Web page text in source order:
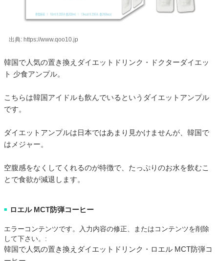
出典: https://www.qoo10.jp
韓国で人気の置き換えダイエットドリンク・ドクターダイエッ
ト 少食アンプル。
こちらは韓国アイドルも飲んでいるというダイエットアンプル
です。
ダイエットアンプルは日本ではあまり見かけませんが、韓国で
はメジャー。
空腹感をなくしてくれるのが特徴で、たっぷりのお水を飲むこ
とで食欲が減退します。
■ ロエル MCT防弾コーヒー
エラーコンテンツです。入力内容の修正、またはコンテンツを削除
して下さい。:
韓国で人気の置き換えダイエットドリンク・ロエル MCT防弾コ